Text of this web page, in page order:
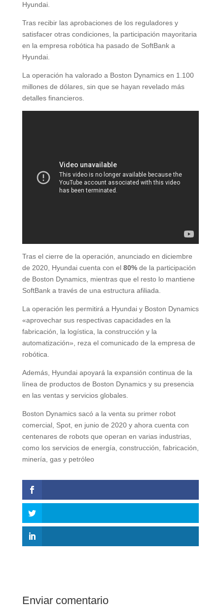
Hyundai.
Tras recibir las aprobaciones de los reguladores y
satisfacer otras condiciones, la participación mayoritaria
en la empresa robótica ha pasado de SoftBank a
Hyundai.
La operación ha valorado a Boston Dynamics en 1.100
millones de dólares, sin que se hayan revelado más
detalles financieros.
Tras el cierre de la operación, anunciado en diciembre
de 2020, Hyundai cuenta con el 80%de la participación
de Boston Dynamics, mientras que el resto lo mantiene
SoftBank a través de una estructura afiliada.
La operación les permitirá a Hyundai y Boston Dynamics
«aprovechar sus respectivas capacidades en la
fabricación, la logística, la construcción y la
automatización», reza el comunicado de la empresa de
robótica.
Además, Hyundai apoyará la expansión continua de la
línea de productos de Boston Dynamics y su presencia
en las ventas y servicios globales.
Boston Dynamics sacó a la venta su primer robot
comercial, Spot, en junio de 2020 y ahora cuenta con
centenares de robots que operan en varias industrias,
como los servicios de energía, construcción, fabricación,
minería, gas y petróleo
Enviar comentario